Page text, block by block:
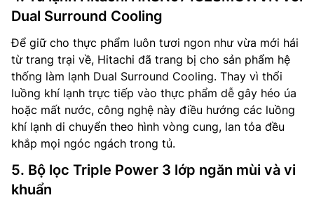
Dual Surround Cooling
Để giữ cho thực phẩm luôn tươi ngon như vừa mới hái
từ trang trại về, Hitachi đã trang bị cho sản phẩm hệ
thống làm lạnh Dual Surround Cooling. Thay vì thổi
luồng khí lạnh trực tiếp vào thực phẩm dễ gây héo úa
hoặc mất nước, công nghệ này điều hướng các luồng
khí lạnh di chuyển theo hình vòng cung, lan tỏa đều
khắp mọi ngóc ngách trong tủ.
5. Bộ lọc Triple Power 3 lớp ngăn mùi và vi
khuẩn